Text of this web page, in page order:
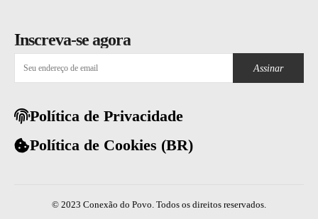
Inscreva-se agora
Assinar
Política de Privacidade
Política de Cookies (BR)
© 2023 Conexão do Povo. Todos os direitos reservados.